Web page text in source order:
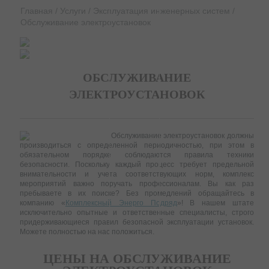
ОБСЛУЖИВАНИЕ
ЭЛЕКТРОУСТАНОВОК
Обслуживание электроустановок должны
производиться с определенной периодичностью, при этом в
обязательном порядке соблюдаются правила техники
безопасности. Поскольку каждый процесс требует предельной
внимательности и учета соответствующих норм, комплекс
мероприятий важно поручать профессионалам. Вы как раз
пребываете в их поиске? Без промедлений обращайтесь в
компанию « Комплексный Энерго Подряд»! В нашем штате
исключительно опытные и ответственные специалисты, строго
придерживающиеся правил безопасной эксплуатации установок.
Можете полностью на нас положиться.
ЦЕНЫ НА ОБСЛУЖИВАНИЕ